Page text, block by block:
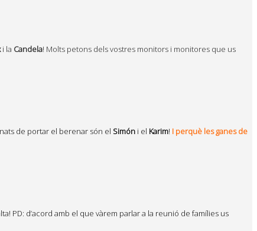
i la Candela! Molts petons dels vostres monitors i monitores que us
de portar el berenar són el Simón i el Karim! I perquè les ganes de
PD: d’acord amb el que vàrem parlar a la reunió de famílies us